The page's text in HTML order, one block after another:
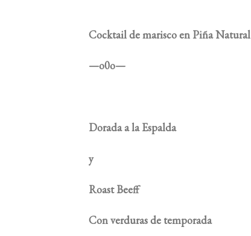
Cocktail de marisco en Piña Natural
—o0o—
Dorada a la Espalda
y
Roast Beeff
Con verduras de temporada